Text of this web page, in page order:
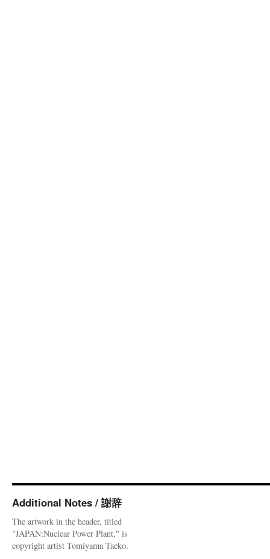
Additional Notes / 謝辞
The artwork in the header, titled
"JAPAN:Nuclear Power Plant," is
copyright artist Tomiyama Taeko.